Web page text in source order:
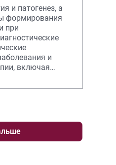
и патогенез, а
формирования
при
и
включая
лечение.